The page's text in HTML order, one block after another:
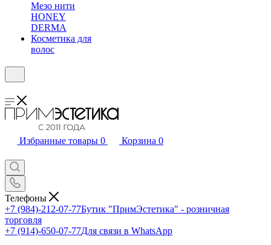
Мезо нити
HONEY
DERMA
Косметика для
волос
Избранные товары 0 Корзина 0
Телефоны
+7 (984)-212-07-77Бутик "ПримЭстетика" - розничная
торговля
+7 (914)-650-07-77Для связи в WhatsApp